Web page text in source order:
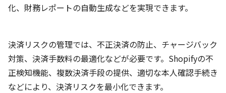
化、財務レポートの自動生成などを実現できます。
決済リスクの管理では、不正決済の防止、チャージバック
対策、決済手数料の最適化などが必要です。Shopifyの不
正検知機能、複数決済手段の提供、適切な本人確認手続き
などにより、決済リスクを最小化できます。